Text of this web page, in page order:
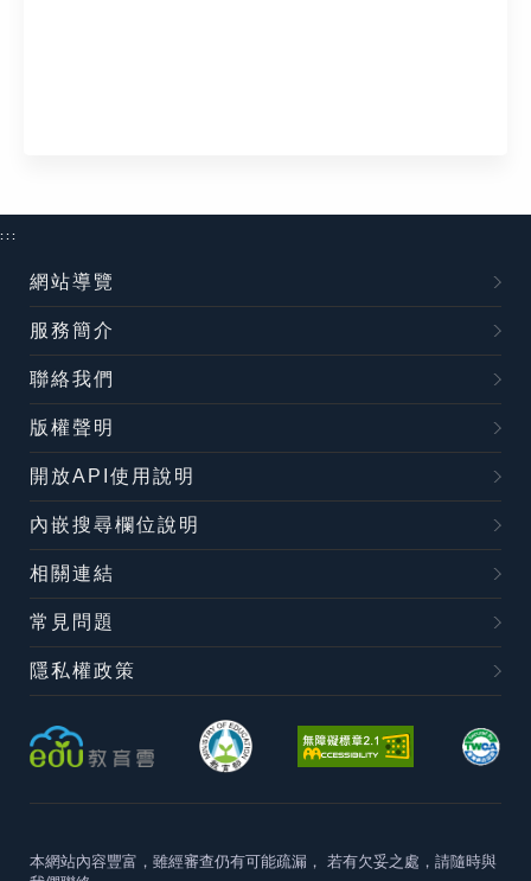
:::
網站導覽
服務簡介
聯絡我們
版權聲明
開放API使用說明
內嵌搜尋欄位說明
相關連結
常見問題
隱私權政策
本網站內容豐富，雖經審查仍有可能疏漏， 若有欠妥之處，請隨時與